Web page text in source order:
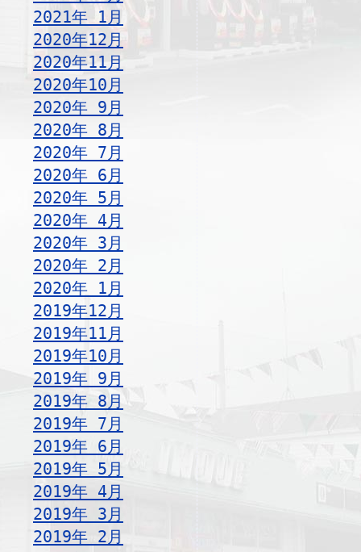
2021年 1月
2020年12月
2020年11月
2020年10月
2020年 9月
2020年 8月
2020年 7月
2020年 6月
2020年 5月
2020年 4月
2020年 3月
2020年 2月
2020年 1月
2019年12月
2019年11月
2019年10月
2019年 9月
2019年 8月
2019年 7月
2019年 6月
2019年 5月
2019年 4月
2019年 3月
2019年 2月